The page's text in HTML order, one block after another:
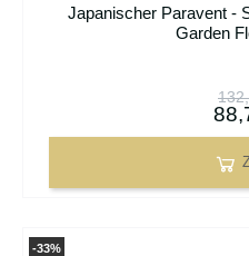
Japanischer Paravent -
Garden
-33%